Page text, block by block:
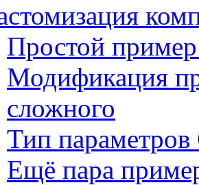
Простой
Модификация
сложного
Тип
Ещё пара